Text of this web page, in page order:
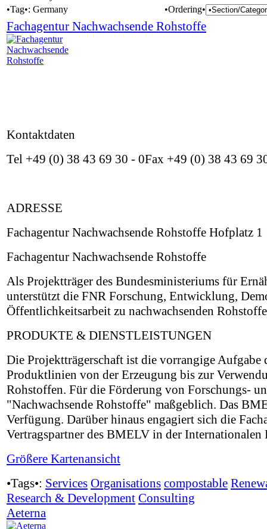
•Tag•: Germany •Ordering•
Fachagentur Nachwachsende Rohstoffe
Kontaktdaten
Tel +49 (0) 38 43 69 30 - 0Fax +49 (0) 38 43 69
ADRESSE
Fachagentur Nachwachsende Rohstoffe Hofplatz
Fachagentur Nachwachsende Rohstoffe
Als Projektträger des Bundesministeriums für
unterstützt die FNR Forschung, Entwicklung,
Öffentlichkeitsarbeit zu nachwachsenden
PRODUKTE & DIENSTLEISTUNGEN
Die Projektträgerschaft ist die vorrangige
Produktlinien von der Erzeugung bis zur
Rohstoffen. Für die Förderung von Forschungs-
"Nachwachsende Rohstoffe" maßgeblich. Das
Verfügung. Darüber hinaus engagiert sich die
Vertragspartner des BMELV in der
Größere Kartenansicht
•Tags•: Services Organisations compostable
Research & Development Consulting
Aeterna